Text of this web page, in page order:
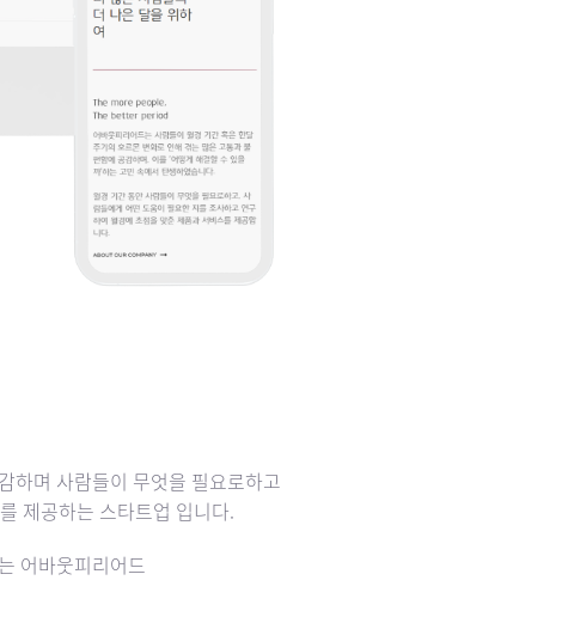
하며 사람들이 무엇을 필요로하고
제공하는 스타트업 입니다.
어바웃피리어드